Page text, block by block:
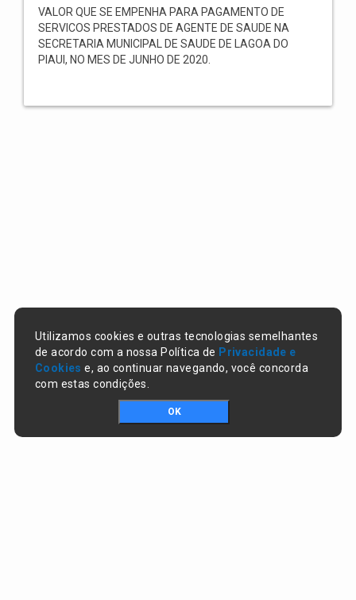
VALOR QUE SE EMPENHA PARA PAGAMENTO DE
SERVICOS PRESTADOS DE AGENTE DE SAUDE NA
SECRETARIA MUNICIPAL DE SAUDE DE LAGOA DO
PIAUI, NO MES DE JUNHO DE 2020.
Utilizamos cookies e outras tecnologias semelhantes
de acordo com a nossa Política de Privacidade e
Cookies e, ao continuar navegando, você concorda
com estas condições.
OK